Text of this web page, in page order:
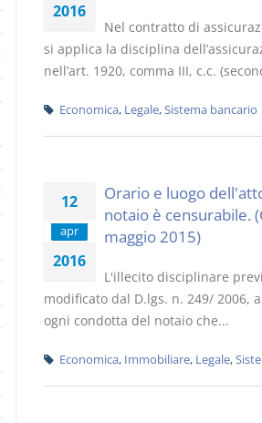
2016
Nel contratto di
si applica la disciplina
nell’art. 1920, comma III, c.c.
Economica, Legale,Sistema bancario
12
apr
2016
Orario e luogo
notaio è censurabile.
maggio 2015)
L'illecito disciplinare
modificato dal D.lgs. n. 249/ 2006,
ogni condotta del notaio che...
Economica, Immobiliare, Legale,